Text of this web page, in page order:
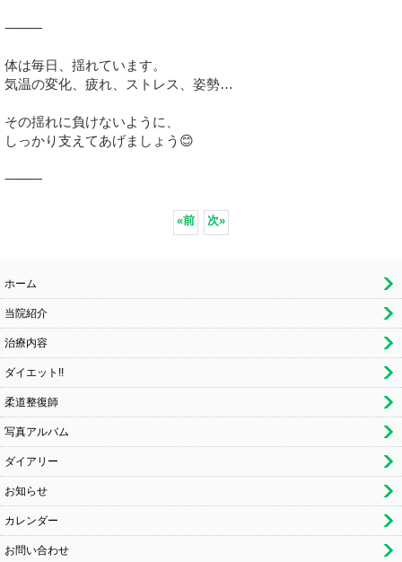
⸻
体は毎日、揺れています。
気温の変化、疲れ、ストレス、姿勢…
その揺れに負けないように、
しっかり支えてあげましょう😊
⸻
«前 次»
ホーム
当院紹介
治療内容
ダイエット!!
柔道整復師
写真アルバム
ダイアリー
お知らせ
カレンダー
お問い合わせ